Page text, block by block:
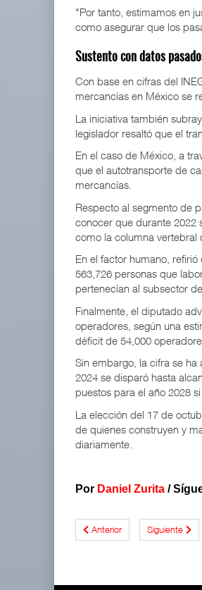
"Por tanto, estimamos en
como asegurar que los
Sustento con datos
Con base en cifras del
mercancías en México se
La iniciativa también
legislador resaltó que el
En el caso de México, a
que el autotransporte de
mercancías.
Respecto al segmento de
conocer que durante 2022
como la columna vertebral
En el factor humano,
563,726 personas que
pertenecían al subsector
Finalmente, el diputado
operadores, según una
déficit de 54,000
Sin embargo, la cifra se
2024 se disparó hasta
puestos para el año 2028
La elección del 17 de
de quienes construyen y
diariamente.
Por Daniel Zurita /
Anterior Siguiente